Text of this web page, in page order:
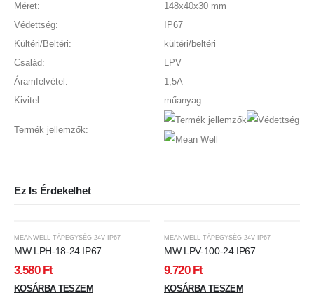
Méret:
148x40x30 mm
Védettség:
IP67
Kültéri/Beltéri:
kültéri/beltéri
Család:
LPV
Áramfelvétel:
1,5A
Kivitel:
műanyag
Termék jellemzők:
Ez Is Érdekelhet
MEANWELL TÁPEGYSÉG 24V IP67
MW LPH-18-24 IP67
140x30x20 mm 24V DC
3.580 Ft
KOSÁRBA TESZEM
MEANWELL TÁPEGYSÉG 24V IP67
MW LPV-100-24 IP67
190x52x37 mm 24V DC
9.720 Ft
KOSÁRBA TESZEM